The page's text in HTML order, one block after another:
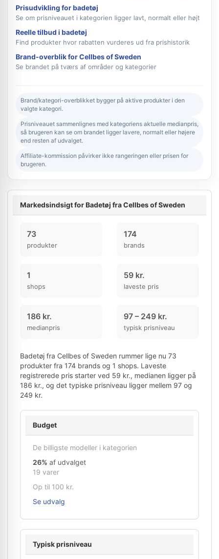
Prisudvikling for badetøj
Se om prisniveauet i kategorien ligger lavt, normalt eller højt
Reelle tilbud i badetøj
Find produkter hvor rabatten vurderes ud fra prishistorik
Brand-overblik for Cellbes of Sweden
Se brandet på tværs af områder og kategorier
Brand/kategori-overblikket bygger på aktive produkter i den
valgte kategori.
Prisniveauet sammenlignes med kategoriens aktuelle medianpris,
så brugeren kan se om brandet ligger lavere, normalt eller højere
end resten af udvalget.
Affiliate-kommission påvirker ikke rangeringen eller prisen for
brugeren.
Markedsindsigt for Badetøj fra Cellbes of Sweden
73
produkter
174
brands
1
shops
59 kr.
laveste pris
186 kr.
medianpris
97 – 249 kr.
typisk prisniveau
Badetøj fra Cellbes of Sweden rummer lige nu 73
produkter fra 174 brands og 1 shops. Laveste
registrerede pris starter ved 59 kr., medianen ligger på
186 kr., og det typiske prisniveau ligger mellem 97 og
249 kr.
Budget
De billigste modeller i kategorien
26% af udvalget
19 varer
Op til 100 kr.
Se udvalg
Typisk prisniveau